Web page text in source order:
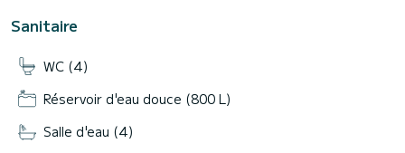
Sanitaire
WC (4)
Réservoir d'eau douce (800 L)
Salle d'eau (4)